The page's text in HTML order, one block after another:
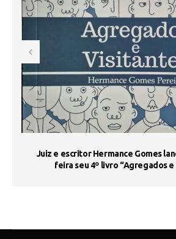
Juiz e escritor Hermance Gomes
feira seu 4º livro “Agregados